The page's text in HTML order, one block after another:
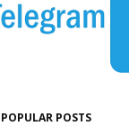
POPULAR POSTS